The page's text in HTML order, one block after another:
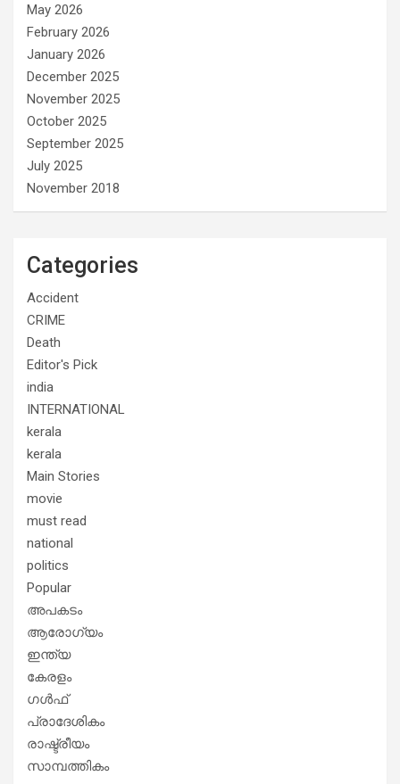
May 2026
February 2026
January 2026
December 2025
November 2025
October 2025
September 2025
July 2025
November 2018
Categories
Accident
CRIME
Death
Editor's Pick
india
INTERNATIONAL
kerala
kerala
Main Stories
movie
must read
national
politics
Popular
അപകടം
ആരോഗ്യം
ഇന്ത്യ
കേരളം
ഗൾഫ്
പ്രാദേശികം
രാഷ്ട്രീയം
സാമ്പത്തികം